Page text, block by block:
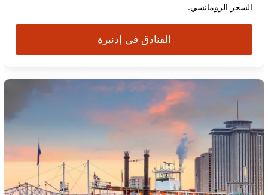
السحر الرومانسي.
الفنادق في إدنبرة